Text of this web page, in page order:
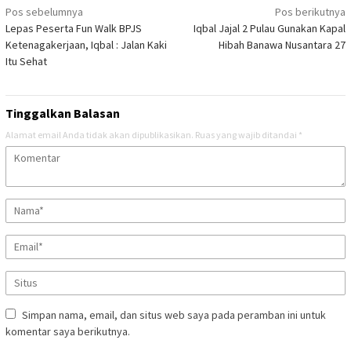
Navigasi
pos
Pos sebelumnya
Lepas Peserta Fun Walk BPJS
Ketenagakerjaan, Iqbal : Jalan Kaki
Itu Sehat
Pos berikutnya
Iqbal Jajal 2 Pulau Gunakan Kapal
Hibah Banawa Nusantara 27
Tinggalkan Balasan
Alamat email Anda tidak akan dipublikasikan. Ruas yang wajib ditandai *
Simpan nama, email, dan situs web saya pada peramban ini untuk
komentar saya berikutnya.